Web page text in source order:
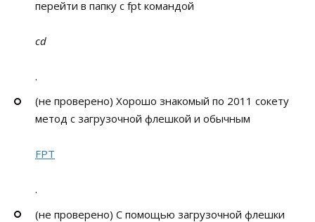
перейти в папку с fpt командой
cd
.
(не проверено) Хорошо знакомый по 2011 сокету
метод с загрузочной флешкой и обычным
FPT
.
(не проверено) С помощью загрузочной флешки